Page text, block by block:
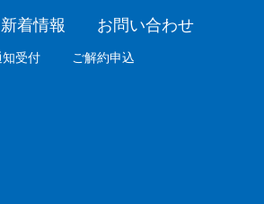
新着情報 お問い合わせ
受付
ご解約申込